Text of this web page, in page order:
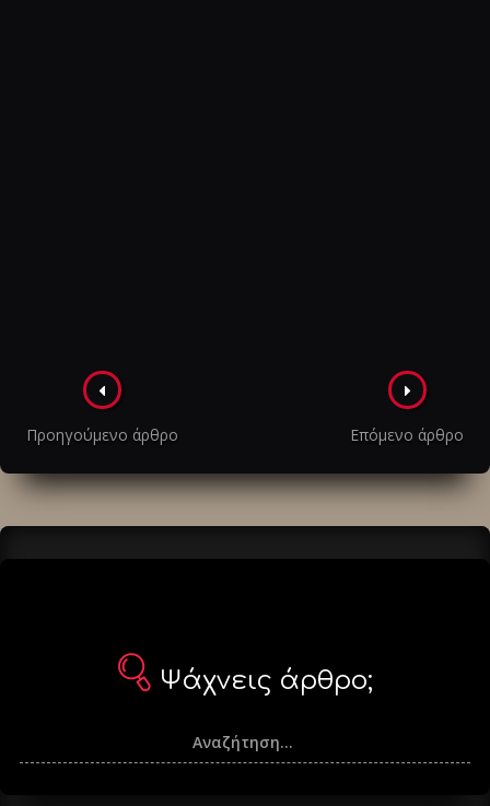
Πλοήγηση
στα
άρθρα
Προηγούμενο άρθρο Επόμενο άρθρο
Ψάχνεις άρθρο;